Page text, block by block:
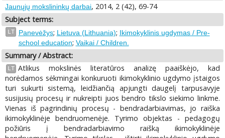
Jaunųjų mokslininkų darbai, 2014, 2 (42), 69-74
Subject terms:
LT Panevėžys; Lietuva (Lithuania); Ikimokyklinis ugdymas / Pre-
school education; Vaikai / Children.
Summary / Abstract:
LT Atlikus mokslinės literatūros analizę paaiškėjo, kad
norėdamos sėkmingai konkuruoti ikimokyklinio ugdymo įstaigos
turi sukurti sistemą, leidžiančią apjungti daugelį tarpusavyje
susijusių procesų ir nukreipti juos bendro tikslo siekimo linkme.
Vienas iš pagrindinių procesų - bendradarbiavimas, jo raiška
ikimokyklinėje bendruomenėje. Tyrimo objektas - pedagogų
požiūris į bendradarbiavimo raišką ikimokyklinėje